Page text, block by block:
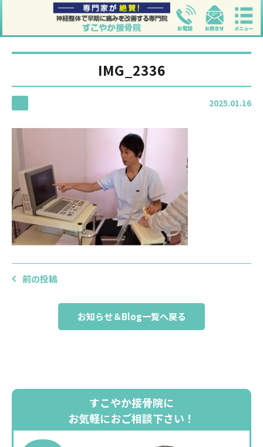
IMG_2336
2025.01.16
前の投稿
お知らせ＆Blog一覧へ戻る
すこやか接骨院に
お気軽におご相談下さい！